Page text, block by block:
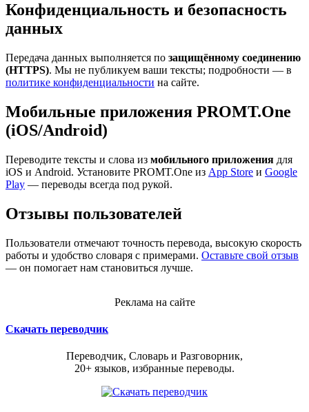
Конфиденциальность и безопасность
данных
Передача данных выполняется по защищённому соединению
(HTTPS). Мы не публикуем ваши тексты; подробности — в
политике конфиденциальности на сайте.
Мобильные приложения PROMT.One
(iOS/Android)
Переводите тексты и слова из мобильного приложения для
iOS и Android. Установите PROMT.One из App Store и Google
Play — переводы всегда под рукой.
Отзывы пользователей
Пользователи отмечают точность перевода, высокую скорость
работы и удобство словаря с примерами. Оставьте свой отзыв
— он помогает нам становиться лучше.
Реклама на сайте
Скачать переводчик
Переводчик, Словарь и Разговорник,
20+ языков, избранные переводы.